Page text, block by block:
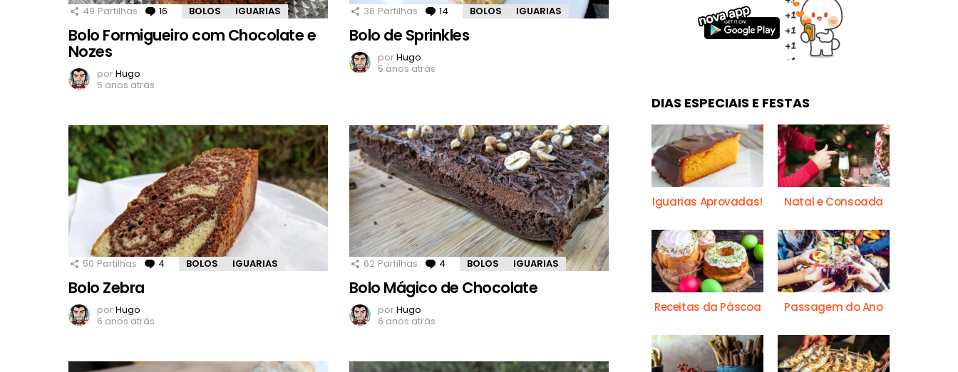
49 Partilhas 16 Comentários
BOLOS IGUARIAS
Bolo Formigueiro com Chocolate e
Nozes
porHugo
5 anos atrás
38 Partilhas 14 Comentários
BOLOS IGUARIAS
Bolo de Sprinkles
porHugo
5 anos atrás
50 Partilhas 4 Comentários
BOLOS IGUARIAS
Bolo Zebra
porHugo
6 anos atrás
62 Partilhas 4 Comentários
BOLOS IGUARIAS
Bolo Mágico de Chocolate
porHugo
6 anos atrás
DIAS ESPECIAIS E FESTAS
Iguarias Aprovadas! Natal e Consoada
Receitas da Páscoa Passagem do Ano